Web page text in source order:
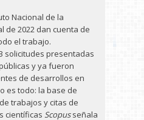
Nacional de la
de 2022 dan cuenta de
el trabajo.
solicitudes presentadas
y ya fueron
de desarrollos en
es todo: la base de
trabajos y citas de
científicas Scopusseñala